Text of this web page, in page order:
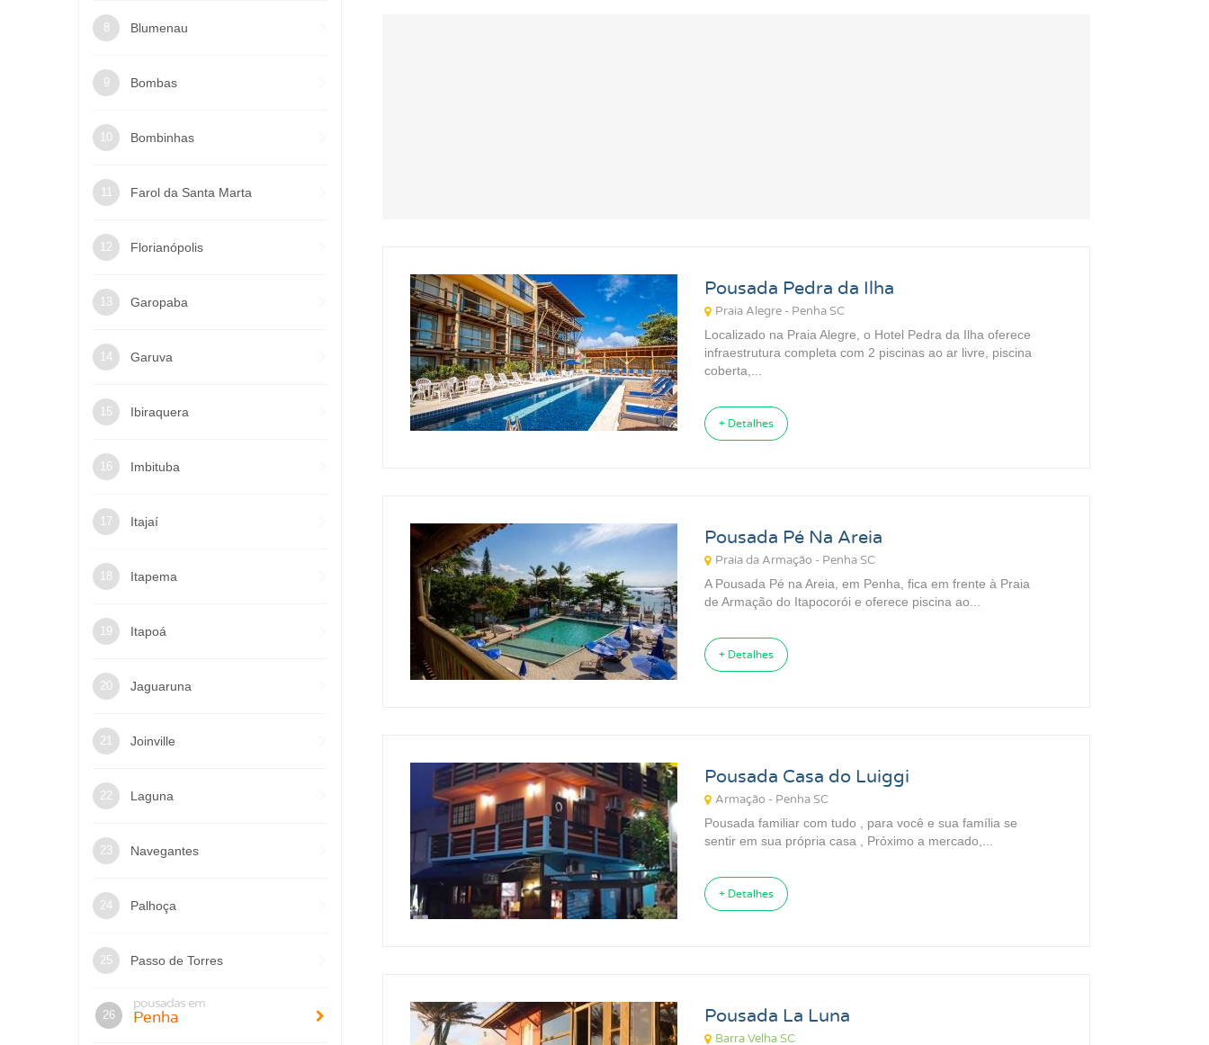
Blumenau
Bombas
Bombinhas
Farol da Santa Marta
Florianópolis
Garopaba
Garuva
Ibiraquera
Imbituba
Itajaí
Itapema
Itapoá
Jaguaruna
Joinville
Laguna
Navegantes
Palhoça
Passo de Torres
pousadas em
Penha
Pousada Pedra da Ilha
Praia Alegre - Penha SC
Localizado na Praia Alegre, o Hotel Pedra da Ilha oferece
infraestrutura completa com 2 piscinas ao ar livre, piscina
coberta,...
+ Detalhes
Pousada Pé Na Areia
Praia da Armação - Penha SC
A Pousada Pé na Areia, em Penha, fica em frente à Praia
de Armação do Itapocorói e oferece piscina ao...
+ Detalhes
Pousada Casa do Luiggi
Armação - Penha SC
Pousada familiar com tudo , para você e sua família se
sentir em sua própria casa , Próximo a mercado,...
+ Detalhes
Pousada La Luna
Barra Velha SC